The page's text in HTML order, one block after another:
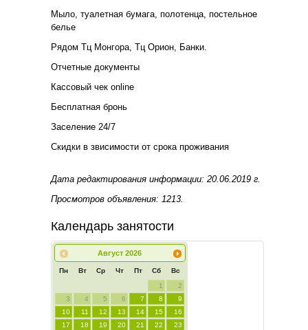
Мыло, туалетная бумага, полотенца, постельное
белье
Рядом Тц Монгора, Тц Орион, Банки.
Отчетные документы
Кассовый чек online
Бесплатная бронь
Заселение 24/7
Скидки в звисимости от срока проживания
Дата редактирования информации: 20.06.2019 г.
Просмотров объявления: 1213.
Календарь занятости
Август 2026
Пн Вт Ср Чт Пт Сб Вс
1
2
3
4 5 6 7 8
9
10
11 12 13 14 15
16
17
18 19 20 21 22
23